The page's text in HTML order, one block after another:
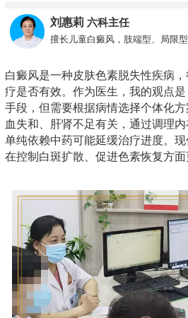
刘惠莉 六科主任
擅长儿童白癜风，肢端型、局限
白癜风是一种皮肤色素脱失性疾病
疗是否有效。作为医生，我的观点
手段，但需要根据病情选择个体化
血失和、肝肾不足有关，通过调理
单纯依赖中药可能延缓治疗进度。现
在控制白斑扩散、促进色素恢复方面